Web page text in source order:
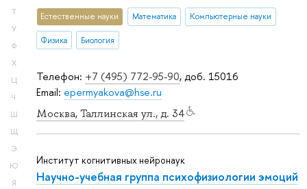
Т
У
Ф
Х
Ц
Ч
Ш
Щ
Э
Ю
Я
Телефон: +7 (495) 772-95-90, доб. 15016
Email: epermyakova@hse.ru
Москва, Таллинская ул., д. 34
Естественные науки Математика Компьютерные науки
Физика Биология
Институт когнитивных нейронаук
Научно-учебная группа психофизиологии эмоций